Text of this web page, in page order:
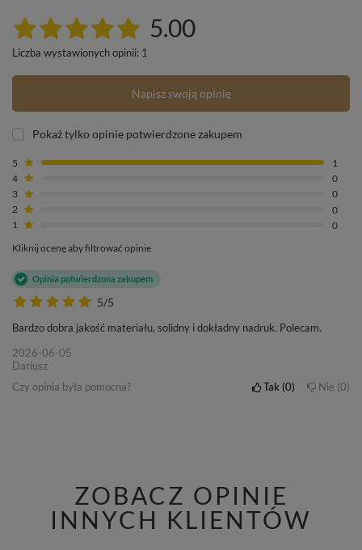
5.00
Liczba wystawionych opinii: 1
Napisz swoją opinię
Pokaż tylko opinie potwierdzone zakupem
5
1
4
0
3
0
2
0
1
0
Kliknij ocenę aby filtrować opinie
5/5
Opinia potwierdzona zakupem
Bardzo dobra jakość materiału, solidny i dokładny nadruk. Polecam.
2026-06-05
Dariusz
Czy opinia była pomocna?
Tak 0 Nie 0
ZOBACZ OPINIE
INNYCH KLIENTÓW